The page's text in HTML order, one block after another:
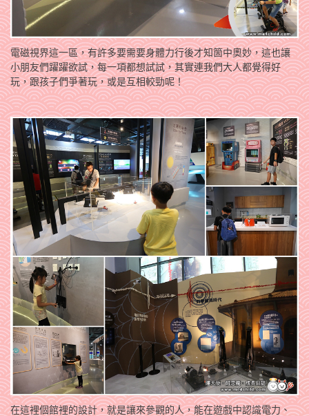
電磁視界這一區，有許多要需要身體力行後才知箇中奧妙，這也讓
小朋友們躍躍欲試，每一項都想試試，其實連我們大人都覺得好
玩，跟孩子們爭著玩，或是互相較勁呢！
在這裡個館裡的設計，就是讓來參觀的人，能在遊戲中認識電力、